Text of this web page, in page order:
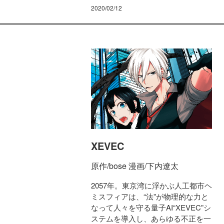
2020/02/12
XEVEC
原作/bose 漫画/下内遼太
2057年。東京湾に浮かぶ人工都市ヘ
ミスフィアは、“法”が物理的な力と
なって人々を守る量子AI“XEVEC”シ
ステムを導入し、あらゆる不正を一